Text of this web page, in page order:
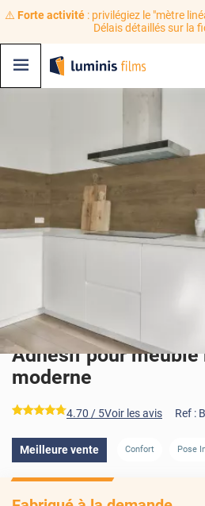
⚠️ Forte activité: privilégiez le "mètre
Délais détaillés sur la
Adhésif pour meuble
moderne
*****
4.70 / 5Voir les avis Ref :
Meilleure vente Confort Pose